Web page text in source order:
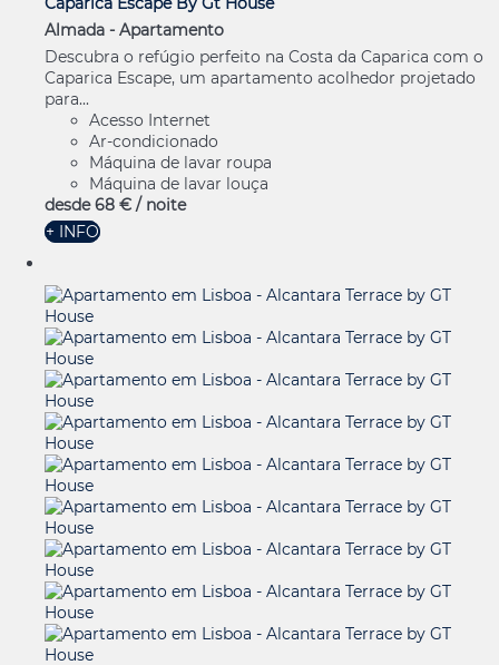
Almada - Apartamento
Descubra o refúgio perfeito na Costa da Caparica com o
Caparica Escape, um apartamento acolhedor projetado
para...
Acesso Internet
Ar-condicionado
Máquina de lavar roupa
Máquina de lavar louça
desde 68 € / noite
+ INFO